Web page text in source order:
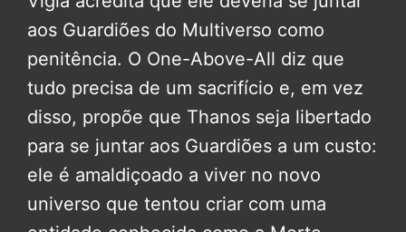
aos Guardiões do Multiverso como
penitência. O One-Above-All diz que
tudo precisa de um sacrifício e, em vez
disso, propõe que Thanos seja libertado
para se juntar aos Guardiões a um custo:
ele é amaldiçoado a viver no novo
universo que tentou criar com uma